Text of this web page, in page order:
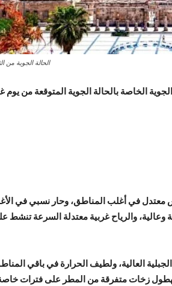
الحالة الجوية من
الخاصة بالحالة الجوية المتوقعة من يوم غدا
في أغلب المناطق، وحار نسبي في
والرياح غربية معتدلة السرعة تنشط
العالية، ولطيف الحرارة في باقي
زخات متفرقة من المطر على فترات